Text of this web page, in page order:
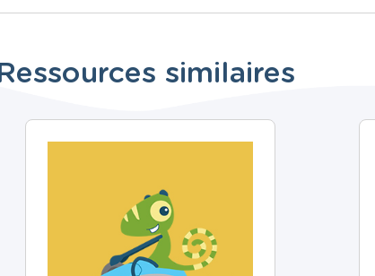
Ressources similaires